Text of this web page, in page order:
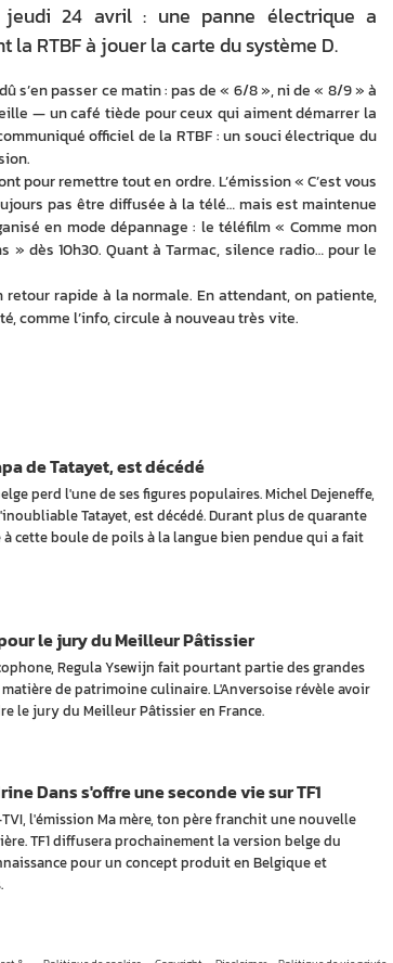
24 avril : une panne électrique a
RTBF à jouer la carte du système D.
s’en passer ce matin : pas de « 6/8 », ni de « 8/9 » à
— un café tiède pour ceux qui aiment démarrer la
officiel de la RTBF : un souci électrique du
pour remettre tout en ordre. L’émission « C’est vous
pas être diffusée à la télé… mais est maintenue
en mode dépannage : le téléfilm « Comme mon
» dès 10h30. Quant à Tarmac, silence radio… pour le
rapide à la normale. En attendant, on patiente,
comme l’info, circule à nouveau très vite.
perd l'une de ses figures populaires. Michel Dejeneffe,
Tatayet, est décédé. Durant plus de quarante
cette boule de poils à la langue bien pendue qui a fait
de Tatayet, est décédé
Regula Ysewijn fait pourtant partie des grandes
de patrimoine culinaire. L'Anversoise révèle avoir
le jury du Meilleur Pâtissier en France.
le jury du Meilleur Pâtissier
TVI, l'émission Ma mère, ton père franchit une nouvelle
TF1 diffusera prochainement la version belge du
pour un concept produit en Belgique et
Dans s'offre une seconde vie sur TF1